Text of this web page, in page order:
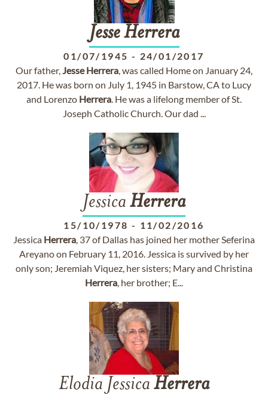
Jesse Herrera
01/07/1945 - 24/01/2017
Our father,Jesse Herrera, was called Home on January 24,
2017. He was born on July 1, 1945 in Barstow, CA to Lucy
and Lorenzo Herrera. He was a lifelong member of St.
Joseph Catholic Church. Our dad ...
Jessica Herrera
15/10/1978 - 11/02/2016
Jessica Herrera, 37 of Dallas has joined her mother Seferina
Areyano on February 11, 2016. Jessica is survived by her
only son; Jeremiah Viquez, her sisters; Mary and Christina
Herrera, her brother; E...
Elodia Jessica Herrera